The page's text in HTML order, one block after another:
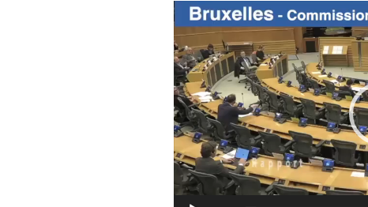
Lecteur
vidéo